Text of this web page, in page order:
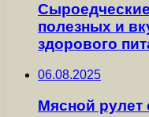
полезных и
здорового
06.08.2025
Мясной рулет